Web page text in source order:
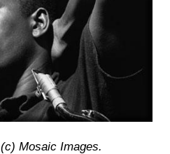
(c) Mosaic Images.